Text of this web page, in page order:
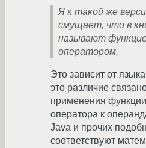
Я к такой же
смущает, что в
называют
оператором.
Это зависит от
это различие
применения функции
оператора к
Java и прочих
соответствуют